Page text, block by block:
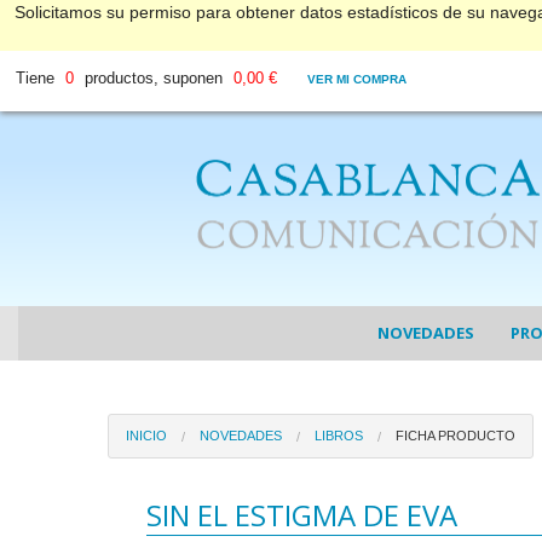
Solicitamos su permiso para obtener datos estadísticos de su
Tiene 0 productos, suponen 0,00 € VER MI COMPRA
NOVEDADES
INICIO NOVEDADES LIBROS FICHA PRODUCTO
SIN EL ESTIGMA DE EVA